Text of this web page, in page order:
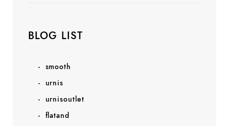
BLOG LIST
smooth
urnis
urnisoutlet
flatand